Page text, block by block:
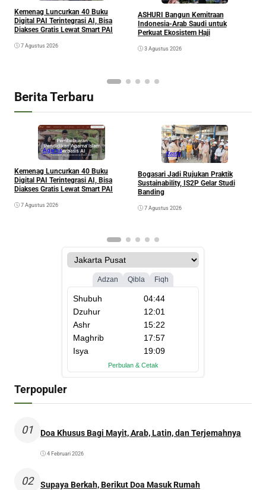
Kemenag Luncurkan 40 Buku
Digital PAI Terintegrasi AI, Bisa
Diakses Gratis Lewat Smart PAI
7 Agustus 2026
ASHURI Bangun Kemitraan
Indonesia-Arab Saudi untuk
Perkuat Ekosistem Haji
3 Agustus 2026
Berita Terbaru
Agama
Kemenag Luncurkan 40 Buku
Digital PAI Terintegrasi AI, Bisa
Diakses Gratis Lewat Smart PAI
7 Agustus 2026
Kesra
Bogasari Jadi Rujukan Praktik
Sustainability, IS2P Gelar Studi
Banding
7 Agustus 2026
Terpopuler
01 Doa Khusus Bagi Mayit, Arab, Latin, dan Terjemahnya
4 Februari 2026
02 Supaya Berkah, Berikut Doa Masuk Rumah